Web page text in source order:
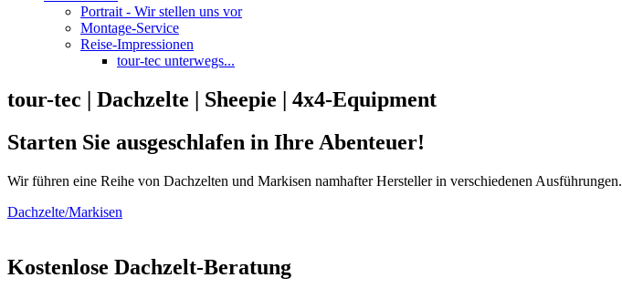
Portrait - Wir stellen uns vor
Montage-Service
Reise-Impressionen
tour-tec unterwegs...
tour-tec | Dachzelte | Sheepie | 4x4-Equipment
Starten Sie ausgeschlafen in Ihre Abenteuer!
Wir führen eine Reihe von Dachzelten und Markisen namhafter Hersteller in verschiedenen Ausführungen.
Dachzelte/Markisen
Kostenlose Dachzelt-Beratung